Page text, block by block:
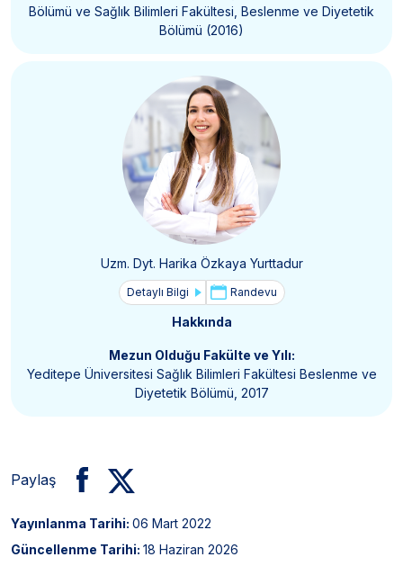
Bölümü ve Sağlık Bilimleri Fakültesi, Beslenme ve Diyetetik
Bölümü (2016)
Uzm. Dyt. Harika Özkaya Yurttadur
Detaylı Bilgi Randevu
Hakkında
Mezun Olduğu Fakülte ve Yılı:
Yeditepe Üniversitesi Sağlık Bilimleri Fakültesi Beslenme ve
Diyetetik Bölümü, 2017
Paylaş
Yayınlanma Tarihi: 06 Mart 2022
Güncellenme Tarihi: 18 Haziran 2026